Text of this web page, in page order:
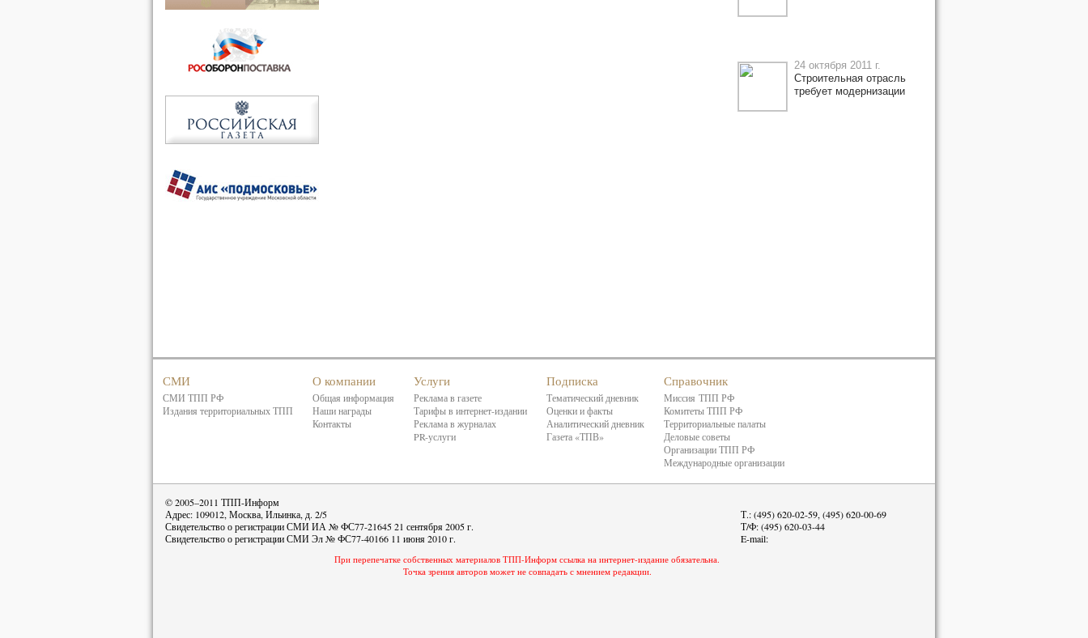
24 октября 2011 г.
Строительная отрасль
требует модернизации
СМИ
СМИ ТПП РФ
Издания территориальных ТПП
О компании
Общая информация
Наши награды
Контакты
Услуги
Реклама в газете
Тарифы в интернет-издании
Реклама в журналах
PR-услуги
Подписка
Тематический дневник
Оценки и факты
Аналитический дневник
Газета «ТПВ»
Справочник
Миссия ТПП РФ
Комитеты ТПП РФ
Территориальные палаты
Деловые советы
Организации ТПП РФ
Международные организации
© 2005–2011 ТПП-Информ
Адрес: 109012, Москва, Ильинка, д. 2/5
Свидетельство о регистрации СМИ ИА № ФС77-21645 21 сентября 2005 г.
Свидетельство о регистрации СМИ Эл № ФС77-40166 11 июня 2010 г.
Т.: (495) 620-02-59, (495) 620-00-69
Т/Ф: (495) 620-03-44
E-mail:
При перепечатке собственных материалов ТПП-Информ ссылка на интернет-издание обязательна.
Точка зрения авторов может не совпадать с мнением редакции.